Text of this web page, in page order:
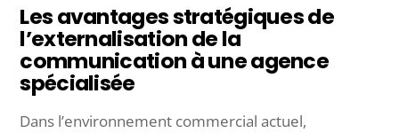
Les avantages stratégiques de
l’externalisation de la
communication à une agence
spécialisée
Dans l’environnement commercial actuel,